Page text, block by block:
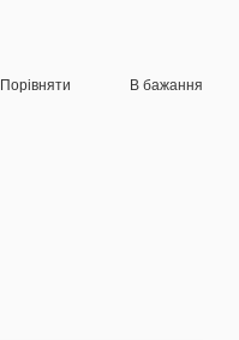
Порівняти В бажання